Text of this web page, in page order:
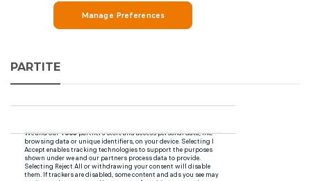
PARTITE